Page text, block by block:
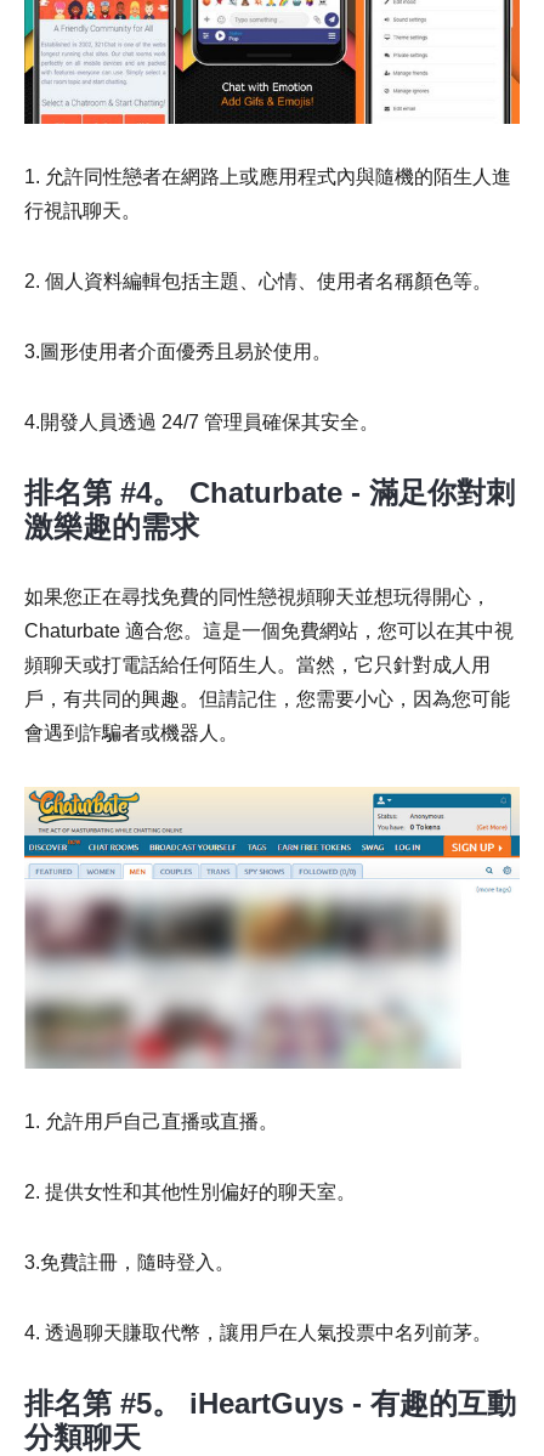
1. 允許同性戀者在網路上或應用程式內與隨機的陌生人進
行視訊聊天。
2. 個人資料編輯包括主題、心情、使用者名稱顏色等。
3.圖形使用者介面優秀且易於使用。
4.開發人員透過 24/7 管理員確保其安全。
排名第 #4。 Chaturbate - 滿足你對刺
激樂趣的需求
如果您正在尋找免費的同性戀視頻聊天並想玩得開心，
Chaturbate 適合您。這是一個免費網站，您可以在其中視
頻聊天或打電話給任何陌生人。當然，它只針對成人用
戶，有共同的興趣。但請記住，您需要小心，因為您可能
會遇到詐騙者或機器人。
1. 允許用戶自己直播或直播。
2. 提供女性和其他性別偏好的聊天室。
3.免費註冊，隨時登入。
4. 透過聊天賺取代幣，讓用戶在人氣投票中名列前茅。
排名第 #5。 iHeartGuys - 有趣的互動
分類聊天